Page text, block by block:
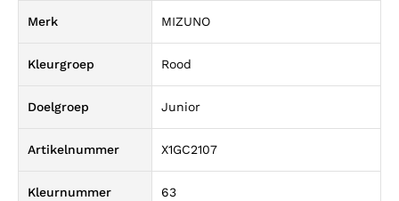
Merk MIZUNO
Kleurgroep Rood
Doelgroep Junior
Artikelnummer X1GC2107
Kleurnummer 63